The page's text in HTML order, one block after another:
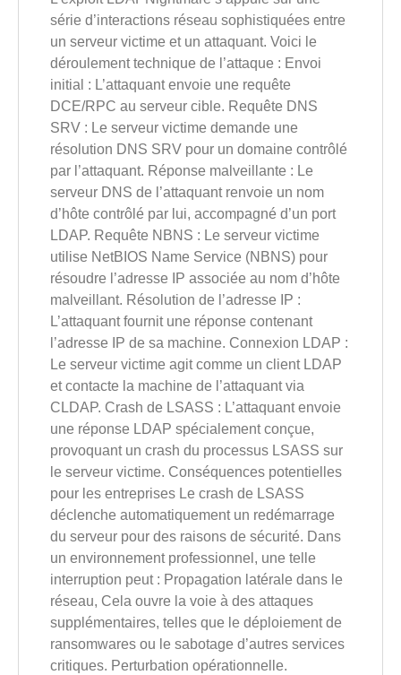
série d’interactions réseau sophistiquées entre
un serveur victime et un attaquant. Voici le
déroulement technique de l’attaque : Envoi
initial : L’attaquant envoie une requête
DCE/RPC au serveur cible. Requête DNS
SRV : Le serveur victime demande une
résolution DNS SRV pour un domaine contrôlé
par l’attaquant. Réponse malveillante : Le
serveur DNS de l’attaquant renvoie un nom
d’hôte contrôlé par lui, accompagné d’un port
LDAP. Requête NBNS : Le serveur victime
utilise NetBIOS Name Service (NBNS) pour
résoudre l’adresse IP associée au nom d’hôte
malveillant. Résolution de l’adresse IP :
L’attaquant fournit une réponse contenant
l’adresse IP de sa machine. Connexion LDAP :
Le serveur victime agit comme un client LDAP
et contacte la machine de l’attaquant via
CLDAP. Crash de LSASS : L’attaquant envoie
une réponse LDAP spécialement conçue,
provoquant un crash du processus LSASS sur
le serveur victime. Conséquences potentielles
pour les entreprises Le crash de LSASS
déclenche automatiquement un redémarrage
du serveur pour des raisons de sécurité. Dans
un environnement professionnel, une telle
interruption peut : Propagation latérale dans le
réseau, Cela ouvre la voie à des attaques
supplémentaires, telles que le déploiement de
ransomwares ou le sabotage d’autres services
critiques. Perturbation opérationnelle.